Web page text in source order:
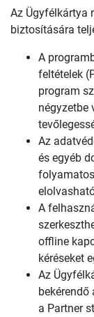
Az Ügyfélkártya
biztosítására
A
feltételek
program
négyzetbe
Az
és egyéb
A
offline
kéréseket
Az
a Partner